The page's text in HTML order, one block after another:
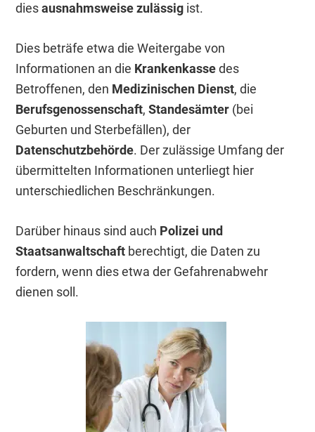
diesausnahmsweise zulässig ist.
Dies beträfe etwa die Weitergabe von
Informationen an die Krankenkassedes
Betroffenen, den Medizinischen Dienst, die
Berufsgenossenschaft,Standesämter (bei
Geburten und Sterbefällen), der
Datenschutzbehörde. Der zulässige Umfang der
übermittelten Informationen unterliegt hier
unterschiedlichen Beschränkungen.
Darüber hinaus sind auch Polizei und
Staatsanwaltschaft berechtigt, die Daten zu
fordern, wenn dies etwa der Gefahrenabwehr
dienen soll.